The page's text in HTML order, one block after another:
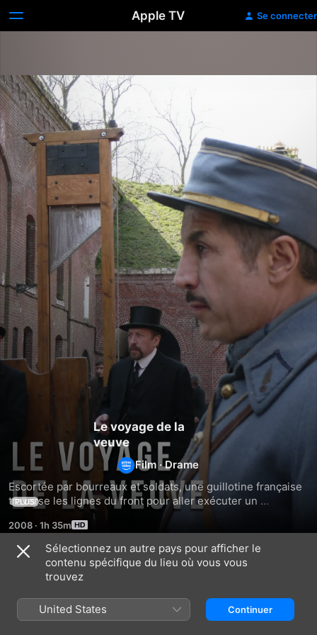
Apple TV Se connecter
Le voyage de la
veuve
Film ·Drame
Escortée par bourreaux et soldats, une guillotine française
traverse les lignes du front pour aller exécuter un
condamné en Belgique.
PLUS
2008 · 1h 35m
Similaires
molotov
l'escroc
du
Sélectionnez un autre pays pour afficher le
contenu spécifique du lieu où vous vous
trouvez
United States Continuer